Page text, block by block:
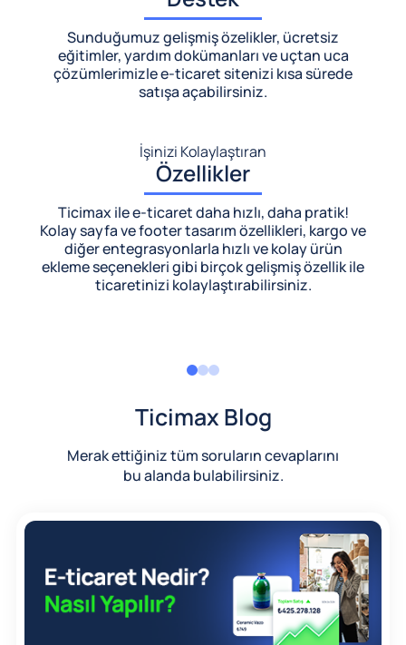
Sunduğumuz gelişmiş özelikler, ücretsiz
eğitimler, yardım dokümanları ve uçtan uca
çözümlerimizlee-ticaret sitenizi kısa sürede
satışa açabilirsiniz.
İşinizi Kolaylaştıran
Özellikler
Ticimax ile e-ticaret daha hızlı, daha pratik!
Kolay sayfa ve footer tasarım özellikleri, kargo ve
diğer entegrasyonlarla hızlı ve kolay ürün
ekleme seçenekleri gibi birçok gelişmiş özellik ile
ticaretinizi kolaylaştırabilirsiniz.
Ticimax Blog
Merak ettiğiniz tüm soruların cevaplarını
bu alanda bulabilirsiniz.